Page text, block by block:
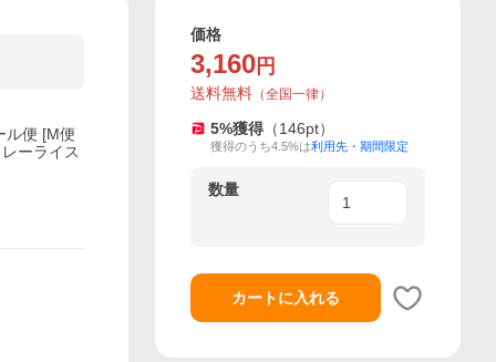
ル便 [M便
ーライス
価格
3,160 円
送料無料 （全国一律）
5%獲得 （146pt）
獲得のうち4.5%は利用先・期間限定
数量
カートに入れる